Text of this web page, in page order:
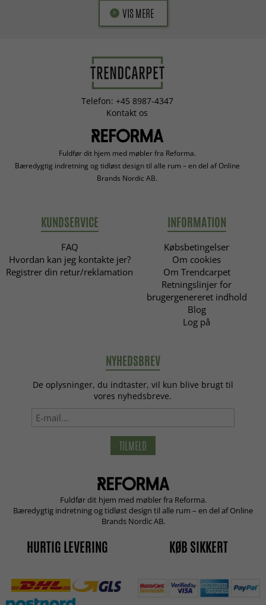
VIS MERE
Telefon: +45 8987-4347
Kontakt os
Fuldfør dit hjem med møbler fra Reforma.
Bæredygtig indretning og tidløst design til alle rum – en del af Online
Brands Nordic AB.
KUNDSERVICE
FAQ
Hvordan kan jeg kontakte jer?
Registrer din retur/reklamation
INFORMATION
Købsbetingelser
Om cookies
Om Trendcarpet
Retningslinjer for
brugergenereret indhold
Blog
Log på
NYHEDSBREV
De oplysninger, du indtaster, vil kun blive brugt til
vores nyhedsbreve.
TILMELD
Fuldfør dit hjem med møbler fra Reforma.
Bæredygtig indretning og tidløst design til alle rum – en del af Online
Brands Nordic AB.
HURTIG LEVERING KØB SIKKERT